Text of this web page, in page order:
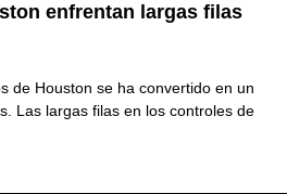
enfrentan largas filas
de Houston se ha convertido en un
Las largas filas en los controles de